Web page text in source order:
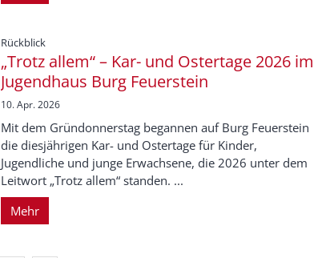
Rückblick:
„Trotz allem“ – Kar- und Ostertage 2026 im
Jugendhaus Burg Feuerstein
10. Apr. 2026
Mit dem Gründonnerstag begannen auf Burg Feuerstein
die diesjährigen Kar- und Ostertage für Kinder,
Jugendliche und junge Erwachsene, die 2026 unter dem
Leitwort „Trotz allem“ standen. ...
Mehr